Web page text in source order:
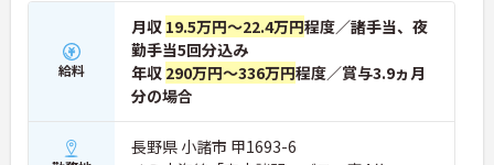
給料
月収 19.5万円～22.4万円程度／諸手当、夜
勤手当5回分込み
年収 290万円～336万円程度／賞与3.9ヵ月
分の場合
長野県 小諸市 甲1693-6